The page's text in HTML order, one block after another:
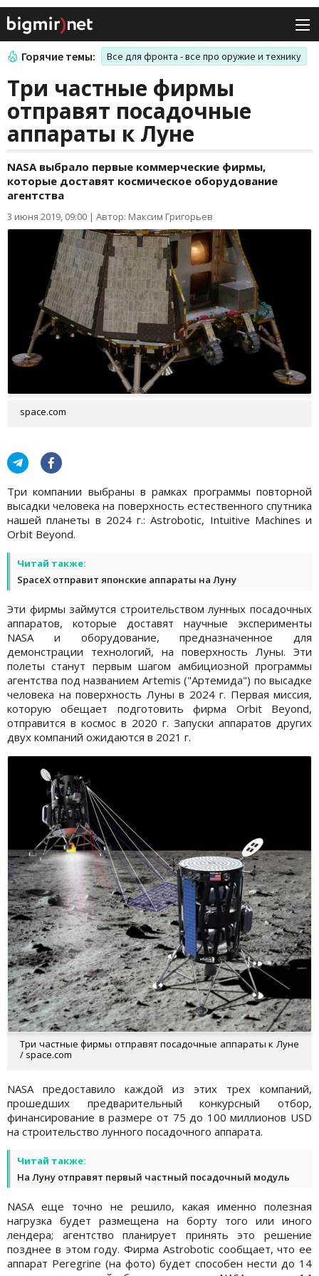
Горячие темы: Все для фронта - все про оружие и технику
Три частные фирмы
отправят посадочные
аппараты к Луне
NASA выбрало первые коммерческие фирмы,
которые доставят космическое оборудование
агентства
3 июня 2019, 09:00 | Автор: Максим Григорьев
space.com
Три компании выбраны в рамках программы повторной
высадки человека на поверхность естественного спутника
нашей планеты в 2024 г.: Astrobotic, Intuitive Machines и
Orbit Beyond.
Читай также:
SpaceX отправит японские аппараты на Луну
Эти фирмы займутся строительством лунных посадочных
аппаратов, которые доставят научные эксперименты
NASA и оборудование, предназначенное для
демонстрации технологий, на поверхность Луны. Эти
полеты станут первым шагом амбициозной программы
агентства под названием Artemis ("Артемида") по высадке
человека на поверхность Луны в 2024 г. Первая миссия,
которую обещает подготовить фирма Orbit Beyond,
отправится в космос в 2020 г. Запуски аппаратов других
двух компаний ожидаются в 2021 г.
Три частные фирмы отправят посадочные аппараты к Луне
/ space.com
NASA предоставило каждой из этих трех компаний,
прошедших предварительный конкурсный отбор,
финансирование в размере от 75 до 100 миллионов USD
на строительство лунного посадочного аппарата.
Читай также:
На Луну отправят первый частный посадочный модуль
NASA еще точно не решило, какая именно полезная
нагрузка будет размещена на борту того или иного
лендера; агентство планирует принять это решение
позднее в этом году. Фирма Astrobotic сообщает, что ее
аппарат Peregrine (на фото) будет способен нести до 14